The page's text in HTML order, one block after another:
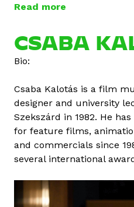
Read more
o
u
a
l
o
t
á
s
CSABA
Bio:
Csaba Kalotás is a film
designer and university
Szekszárd in 1982. He
for feature films,
and commercials since
several international